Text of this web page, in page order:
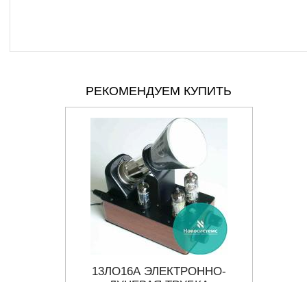
РЕКОМЕНДУЕМ КУПИТЬ
13ЛО16А ЭЛЕКТРОННО-